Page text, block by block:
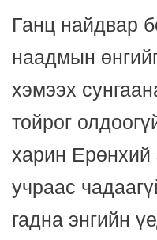
Ганц найдвар
наадмын
хэмээх
тойрог
харин Ерөнхий
учраас
гадна энгийн